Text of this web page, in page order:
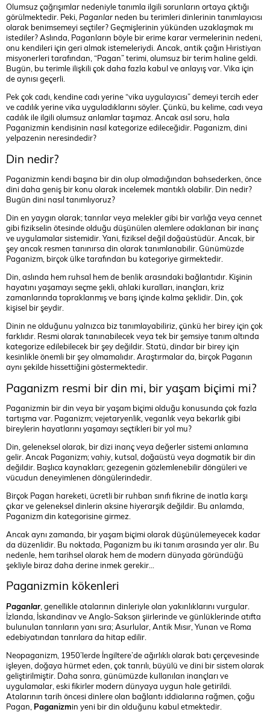
Olumsuz çağrışımlar nedeniyle tanımla ilgili sorunların ortaya çıktığı
görülmektedir. Peki, Paganlar neden bu terimleri dinlerinin tanımlayıcısı
olarak benimsemeyi seçtiler? Geçmişlerinin yükünden uzaklaşmak mı
istediler? Aslında, Paganların böyle bir erime karar vermelerinin nedeni,
onu kendileri için geri almak istemeleriydi. Ancak, antik çağın Hıristiyan
misyonerleri tarafından, “Pagan” terimi, olumsuz bir terim haline geldi.
Bugün, bu terimle ilişkili çok daha fazla kabul ve anlayış var. Vika için
de aynısı geçerli.
Pek çok cadı, kendine cadı yerine “vika uygulayıcısı” demeyi tercih eder
ve cadılık yerine vika uyguladıklarını söyler. Çünkü, bu kelime, cadı veya
cadılık ile ilgili olumsuz anlamlar taşımaz. Ancak asıl soru, hala
Paganizmin kendisinin nasıl kategorize edileceğidir. Paganizm, dini
yelpazenin neresindedir?
Din nedir?
Paganizmin kendi başına bir din olup olmadığından bahsederken, önce
dini daha geniş bir konu olarak incelemek mantıklı olabilir. Din nedir?
Bugün dini nasıl tanımlıyoruz?
Din en yaygın olarak; tanrılar veya melekler gibi bir varlığa veya cennet
gibi fizikselin ötesinde olduğu düşünülen alemlere odaklanan bir inanç
ve uygulamalar sistemidir. Yani, fiziksel değil doğaüstüdür. Ancak, bir
şey ancak resmen tanınırsa din olarak tanımlanabilir. Günümüzde
Paganizm, birçok ülke tarafından bu kategoriye girmektedir.
Din, aslında hem ruhsal hem de benlik arasındaki bağlantıdır. Kişinin
hayatını yaşamayı seçme şekli, ahlaki kuralları, inançları, kriz
zamanlarında topraklanmış ve barış içinde kalma şeklidir. Din, çok
kişisel bir şeydir.
Dinin ne olduğunu yalnızca biz tanımlayabiliriz, çünkü her birey için çok
farklıdır. Resmi olarak tanınabilecek veya tek bir şemsiye tanım altında
kategorize edilebilecek bir şey değildir. Statü, dindar bir birey için
kesinlikle önemli bir şey olmamalıdır. Araştırmalar da, birçok Paganın
aynı şekilde hissettiğini göstermektedir.
Paganizm resmi bir din mi, bir yaşam biçimi mi?
Paganizmin bir din veya bir yaşam biçimi olduğu konusunda çok fazla
tartışma var. Paganizm; vejetaryenlik, veganlık veya bekarlık gibi
bireylerin hayatlarını yaşamayı seçtikleri bir yol mu?
Din, geleneksel olarak, bir dizi inanç veya değerler sistemi anlamına
gelir. Ancak Paganizm; vahiy, kutsal, doğaüstü veya dogmatik bir din
değildir. Başlıca kaynakları; gezegenin gözlemlenebilir döngüleri ve
vücudun deneyimlenen döngülerindedir.
Birçok Pagan hareketi, ücretli bir ruhban sınıfı fikrine de inatla karşı
çıkar ve geleneksel dinlerin aksine hiyerarşik değildir. Bu anlamda,
Paganizm din kategorisine girmez.
Ancak aynı zamanda, bir yaşam biçimi olarak düşünülemeyecek kadar
da düzenlidir. Bu noktada, Paganizm bu iki tanım arasında yer alır. Bu
nedenle, hem tarihsel olarak hem de modern dünyada göründüğü
şekliyle biraz daha derine inmek gerekir…
Paganizmin kökenleri
Paganlar, genellikle atalarının dinleriyle olan yakınlıklarını vurgular.
İzlanda, İskandinav ve Anglo-Sakson şiirlerinde ve günlüklerinde atıfta
bulunulan tanrıların yanı sıra; Asurlular, Antik Mısır, Yunan ve Roma
edebiyatından tanrılara da hitap edilir.
Neopaganizm, 1950’lerde İngiltere’de ağırlıklı olarak batı çerçevesinde
işleyen, doğaya hürmet eden, çok tanrılı, büyülü ve dini bir sistem olarak
geliştirilmiştir. Daha sonra, günümüzde kullanılan inançları ve
uygulamalar, eski fikirler modern dünyaya uygun hale getirildi.
Atalarının tarih öncesi dinlere olan bağlantı iddialarına rağmen, çoğu
Pagan, Paganizmin yeni bir din olduğunu kabul etmektedir.